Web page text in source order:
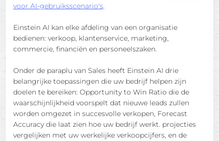
voor AI-gebruiksscenario's.
Einstein AI kan elke afdeling van een organisatie
bedienen: verkoop, klantenservice, marketing,
commercie, financiën en personeelszaken.
Onder de paraplu van Sales heeft Einstein AI drie
belangrijke toepassingen die uw bedrijf helpen zijn
doelen te bereiken: Opportunity to Win Ratio die de
waarschijnlijkheid voorspelt dat nieuwe leads zullen
worden omgezet in succesvolle verkopen, Forecast
Accuracy die laat zien hoe uw bedrijf werkt. projecties
vergelijken met uw werkelijke verkoopcijfers, en de